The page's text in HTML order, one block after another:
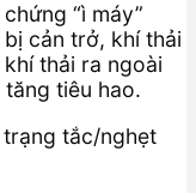
“ì máy”
cản trở, khí thải
thải ra ngoài
tiêu hao.
tắc/nghẹt